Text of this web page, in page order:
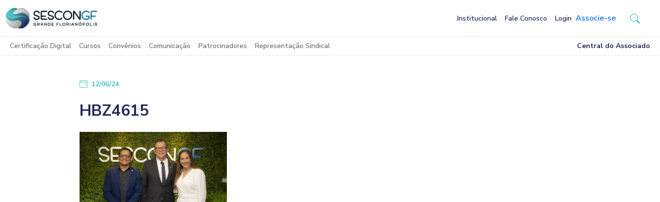
Institucional Fale Conosco Login Associe-se
Certificação Digital Cursos Convênios Comunicação Patrocinadores Representação Sindical Central do Associado
12/06/24
HBZ4615